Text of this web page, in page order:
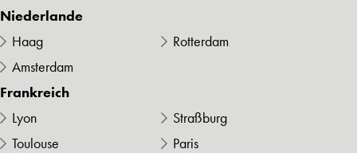
Niederlande
Haag
Rotterdam
Amsterdam
Frankreich
Lyon
Straßburg
Toulouse
Paris